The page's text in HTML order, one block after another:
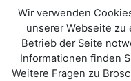
Wir verwenden
unserer Webseite zu
Betrieb der Seite
Informationen finden
Weitere Fragen zu